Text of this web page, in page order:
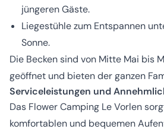
jüngeren Gäste.
Liegestühle zum Entspannen
Sonne.
Die Becken sind von Mitte Mai bis
geöffnet und bieten der ganzen
Serviceleistungen und
Das Flower Camping Le Vorlen
komfortablen und bequemen